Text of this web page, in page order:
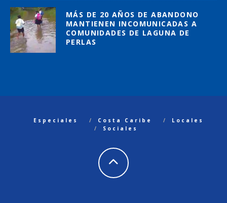
MÁS DE 20 AÑOS DE ABANDONO
MANTIENEN INCOMUNICADAS A
COMUNIDADES DE LAGUNA DE
PERLAS
Especiales Costa Caribe
Locales
Sociales